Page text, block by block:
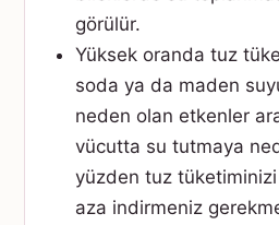
görülür.
Yüksek oranda tuz
soda ya da maden
neden olan etkenler
vücutta su tutmaya
yüzden tuz
aza indirmeniz